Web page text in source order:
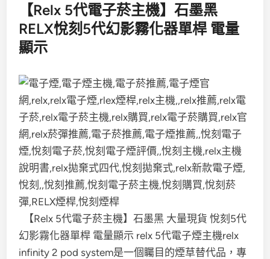
【Relx 5代電子菸主機】石墨黑
RELX悅刻5代幻影霧化器單桿 電量
顯示
【Relx 5代電子菸主機】石墨黑 大量現貨 悅刻5代
幻影霧化器單桿 電量顯示 relx 5代電子煙主機relx
infinity 2 pod system是一個矚目的煙草替代品，專